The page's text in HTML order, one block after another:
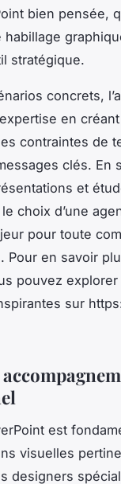
bien pensée,
habillage
stratégique.
concrets,
en
contraintes de
clés. En
et
choix d’une
pour toute
Pour en savoir
pouvez explorer
sur
est
visuelles
designers